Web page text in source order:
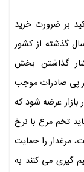
بر ضرورت خرید
تخم مرغ از مرغداران بیان کرد: طی ۴ سال گذشته از کشور
کنار گذاشتن بخش
پی صادرات موجب
عرضه شود که
تخم مرغ با نرخ
مرغدار را حمایت
گیری می کنند به